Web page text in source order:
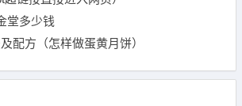
堂多少钱
配方（怎样做蛋黄月饼）